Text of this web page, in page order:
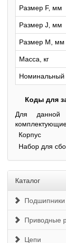
Размер F, мм
Размер J, мм
Размер M, мм
Масса, кг
Номинальный
Коды для
Для данной
Корпус
Набор для
Каталог
Подшипники
Приводные
Цепи